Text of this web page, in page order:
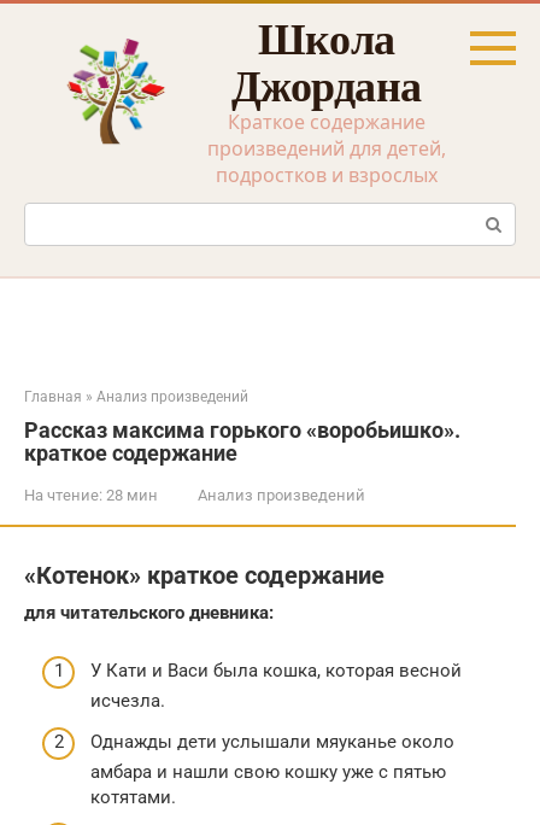
Перейти
Школа
Джордана
Краткое содержание
произведений для детей,
подростков и взрослых
Поиск:
Главная » Анализ произведений
Рассказ максима горького «воробьишко».
краткое содержание
На чтение: 28 мин Анализ произведений
«Котенок» краткое содержание
для читательского дневника:
У Кати и Васи была кошка, которая весной
исчезла.
Однажды дети услышали мяуканье около
амбара и нашли свою кошку уже с пятью
котятами.